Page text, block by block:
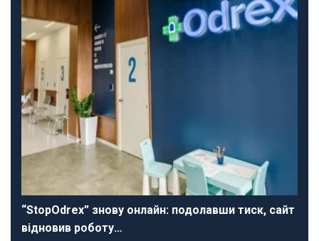
“StopOdrex” знову онлайн: подолавши тиск, сайт
відновив роботу…